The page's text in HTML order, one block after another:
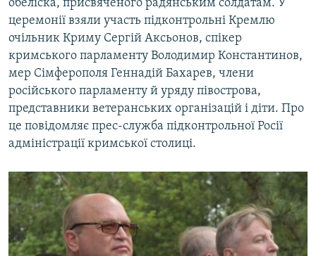
обеліска, присвяченого радянським солдатам. У
церемонії взяли участь підконтрольні Кремлю
очільник Криму Сергій Аксьонов, спікер
кримського парламенту Володимир Константинов,
мер Сімферополя Геннадій Бахарев, члени
російського парламенту й уряду півострова,
представники ветеранських організацій і діти. Про
це повідомляє прес-служба підконтрольної Росії
адміністрації кримської столиці.